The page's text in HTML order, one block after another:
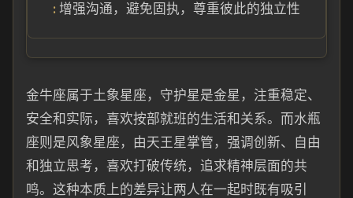
增强沟通，避免固执，尊重彼此的独立性
金牛座属于土象星座，守护星是金星，注重稳定、
安全和实际，喜欢按部就班的生活和关系。而水瓶
座则是风象星座，由天王星掌管，强调创新、自由
和独立思考，喜欢打破传统，追求精神层面的共
鸣。这种本质上的差异让两人在一起时既有吸引